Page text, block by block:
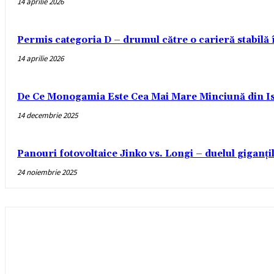
Permis categoria D – drumul către o carieră
14 aprilie 2026
De Ce Monogamia Este Cea Mai Mare Minciună din
14 decembrie 2025
Panouri fotovoltaice Jinko vs. Longi – duelul
24 noiembrie 2025